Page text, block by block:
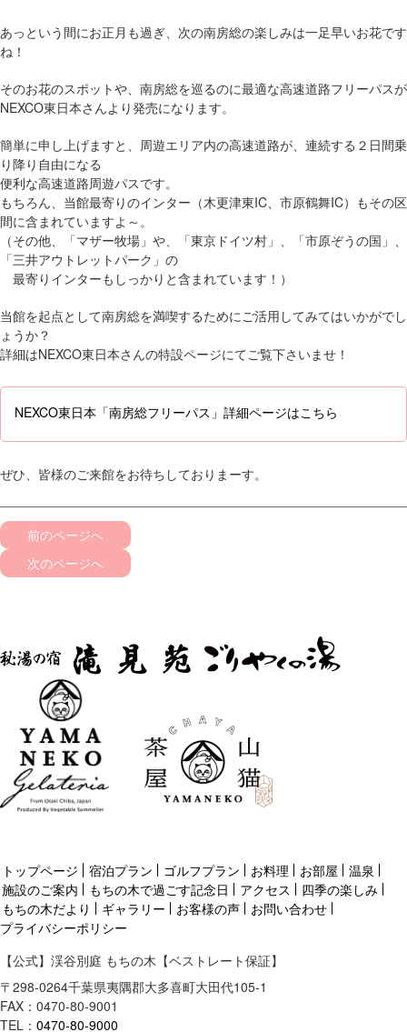
あっという間にお正月も過ぎ、次の南房総の楽しみは一足早いお花です
ね！
そのお花のスポットや、南房総を巡るのに最適な高速道路フリーパスが
NEXCO東日本さんより発売になります。
簡単に申し上げますと、周遊エリア内の高速道路が、連続する２日間乗
り降り自由になる
便利な高速道路周遊パスです。
もちろん、当館最寄りのインター（木更津東IC、市原鶴舞IC）もその区
間に含まれていますよ～。
（その他、「マザー牧場」や、「東京ドイツ村」、「市原ぞうの国」、
「三井アウトレットパーク」の
最寄りインターもしっかりと含まれています！）
当館を起点として南房総を満喫するためにご活用してみてはいかがでし
ょうか？
詳細はNEXCO東日本さんの特設ページにてご覧下さいませ！
NEXCO東日本「南房総フリーパス」詳細ページはこちら
ぜひ、皆様のご来館をお待ちしておりまーす。
前のページへ
次のページへ
トップページ 宿泊プラン ゴルフプラン お料理 お部屋
温泉
施設のご案内
もちの木で過ごす記念日 アクセス
四季の楽しみ
もちの木だより
ギャラリー お客様の声
お問い合わせ
プライバシーポリシー
【公式】渓谷別庭 もちの木【ベストレート保証】
〒 298-0264千葉県夷隅郡大多喜町大田代105-1
FAX：0470-80-9001
TEL： 0470-80-9000